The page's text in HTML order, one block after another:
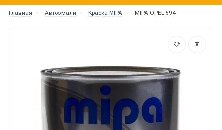
Главная Автоэмали Краска MIPA MIPA OPEL 594